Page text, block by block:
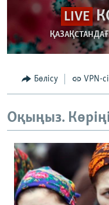
LIVE
Бөлісу VPN-
Оқыңыз.